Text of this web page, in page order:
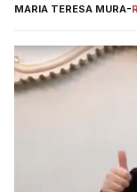
MARIA TERESA MURA-